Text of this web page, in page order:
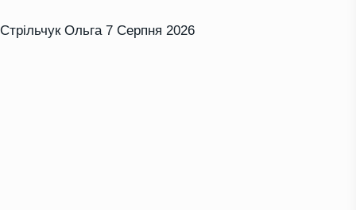
Стрільчук Ольга 7 Серпня 2026